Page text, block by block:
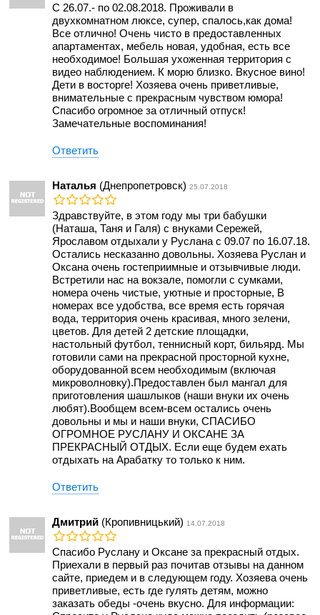
С 26.07.- по 02.08.2018. Проживали в
двухкомнатном люксе, супер, спалось,как дома!
Все отлично! Очень чисто в предоставленных
апартаментах, мебель новая, удобная, есть все
необходимое! Большая ухоженная территория с
видео наблюдением. К морю близко. Вкусное вино!
Дети в восторге! Хозяева очень приветливые,
внимательные с прекрасным чувством юмора!
Спасибо огромное за отличный отпуск!
Замечательные воспоминания!
Ответить
Наталья (Днепропетровск)25.07.2018
Здравствуйте, в этом году мы три бабушки
(Наташа, Таня и Галя) с внуками Сережей,
Ярославом отдыхали у Руслана с 09.07 по 16.07.18.
Остались несказанно довольны. Хозяева Руслан и
Оксана очень гостеприимные и отзывчивые люди.
Встретили нас на вокзале, помогли с сумками,
номера очень чистые, уютные и просторные, В
номерах все удобства, все время есть горячая
вода, территория очень красивая, много зелени,
цветов. Для детей 2 детские площадки,
настольный футбол, теннисный корт, бильярд. Мы
готовили сами на прекрасной просторной кухне,
оборудованной всем необходимым (включая
микроволновку).Предоставлен был мангал для
приготовления шашлыков (наши внуки их очень
любят).Вообщем всем-всем остались очень
довольны и мы и наши внуки, СПАСИБО
ОГРОМНОЕ РУСЛАНУ И ОКСАНЕ ЗА
ПРЕКРАСНЫЙ ОТДЫХ. Если еще будем ехать
отдыхать на Арабатку то только к ним.
Ответить
Дмитрий (Кропивницький) 14.07.2018
Спасибо Руслану и Оксане за прекрасный отдых.
Приехали в первый раз почитав отзывы на данном
сайте, приедем и в следующем году. Хозяева очень
приветливые, есть где гулять детям, можно
заказать обеды -очень вкусно. Для информации: